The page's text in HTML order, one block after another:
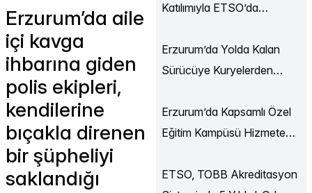
Erzurum’da aile
içi kavga
ihbarına giden
polis ekipleri,
kendilerine
bıçakla direnen
bir şüpheliyi
saklandığı
Katılımıyla ETSO’da
Düzenlendi
Erzurum’da Yolda Kalan
Sürücüye Kuryelerden
Erzurum’da Kapsamlı Özel
Eğitim Kampüsü Hizmete
ETSO, TOBB Akreditasyon